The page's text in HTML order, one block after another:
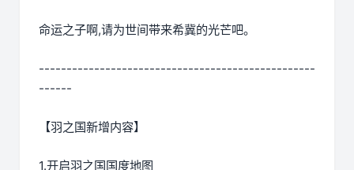
命运之子啊,请为世间带来希冀的光芒吧。
--------------------------------------------------
------
【羽之国新增内容】
1.开启羽之国国度地图